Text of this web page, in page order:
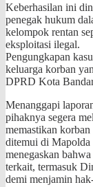
Keberhasilan ini
penegak hukum
kelompok rentan
eksploitasi ilegal.
​Pengungkapan
keluarga korban
DPRD Kota
Menanggapi
pihaknya segera
memastikan
ditemui di Mapolda
menegaskan
terkait, termasuk
demi menjamin